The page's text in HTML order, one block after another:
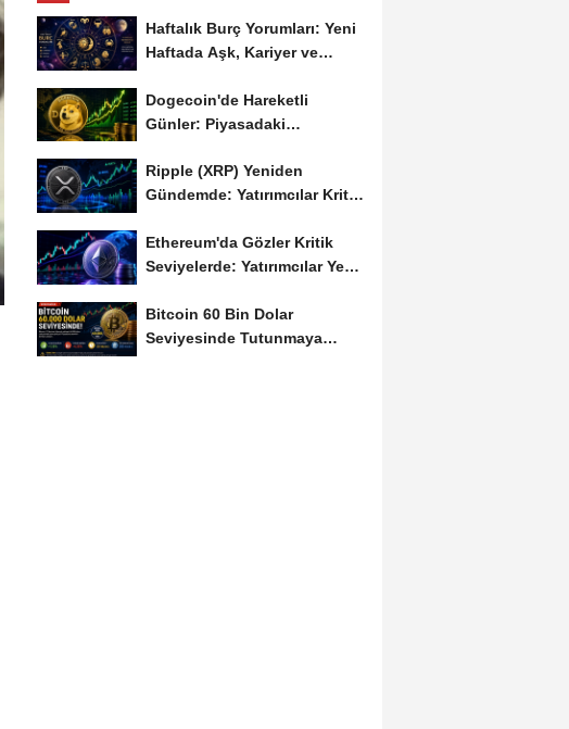
Haftalık Burç Yorumları: Yeni
Haftada Aşk, Kariyer ve
Dogecoin'de Hareketli
Günler: Piyasadaki
de...
Ripple (XRP) Yeniden
Gündemde: Yatırımcılar Kritik
Ethereum'da Gözler Kritik
Seviyelerde: Yatırımcılar Yeni
Bitcoin 60 Bin Dolar
Seviyesinde Tutunmaya